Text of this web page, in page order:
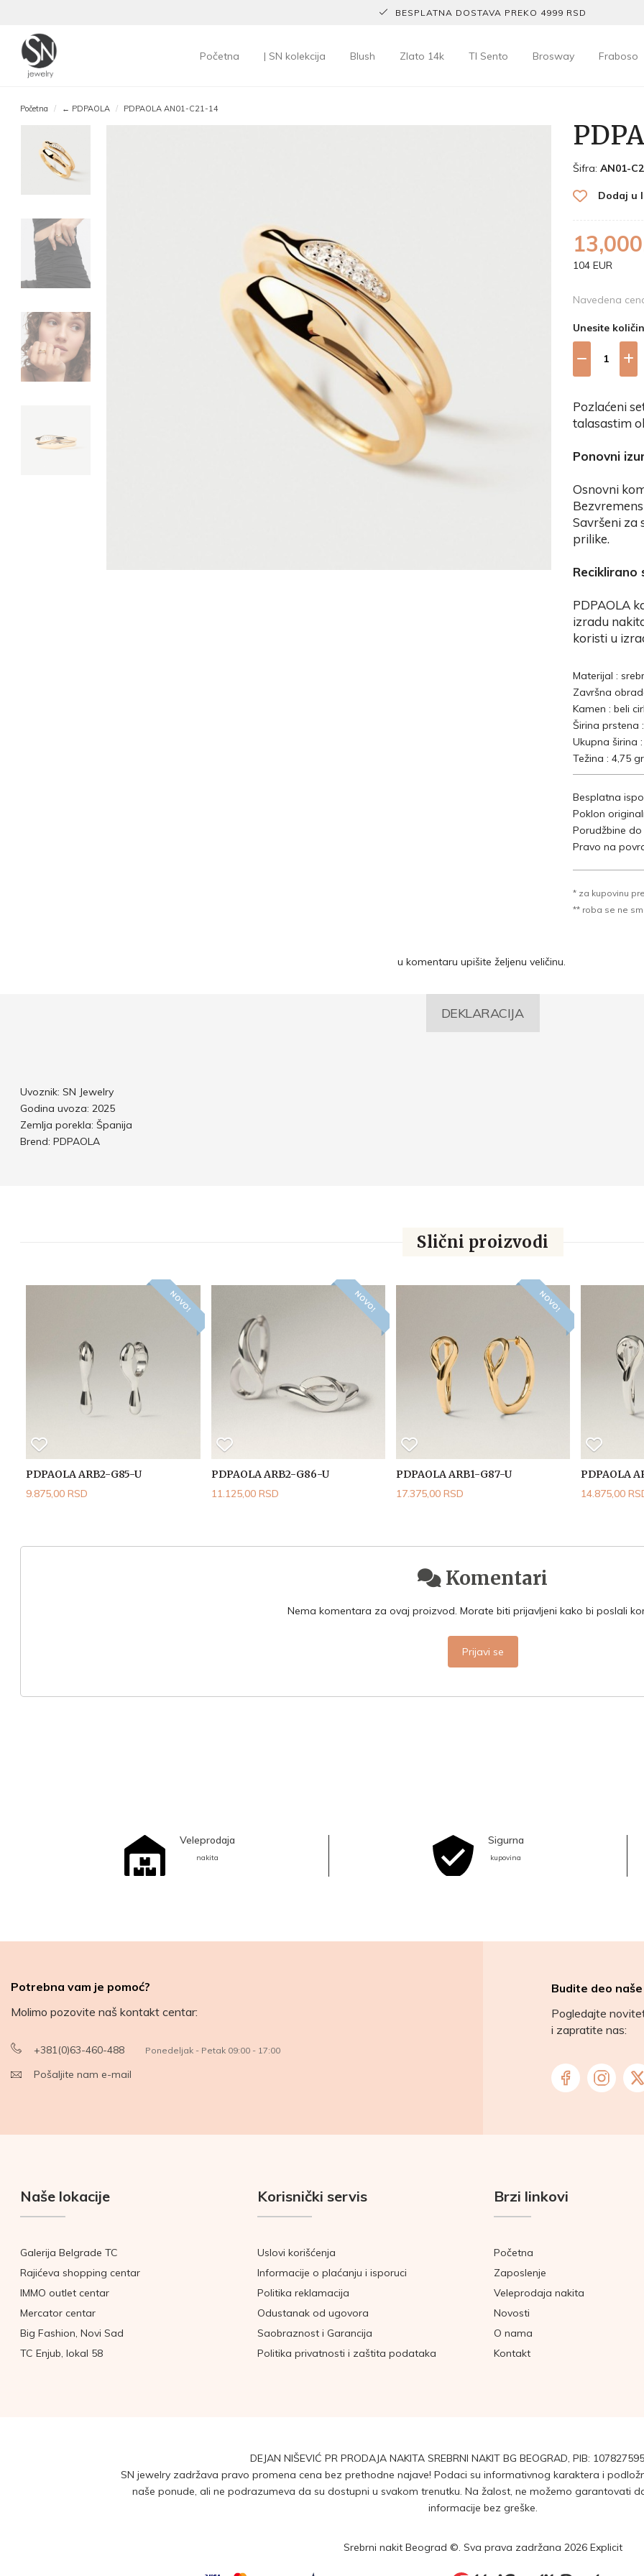
BESPLATNA DOSTAVA PREKO 4999 RSD
Početna | SN kolekcija Blush Zlato 14k TI Sento Brosway Fraboso
Početna ← PDPAOLA PDPAOLA AN01-C21-14
Šifra: AN01-
Dodaj u
104 EUR
Navedena
Unesite
Pozlaćeni
talasastim
Ponovni
Osnovni
Savršeni za
prilike.
Reciklirano
PDPAOLA
izradu
koristi u
Materijal :
Završna
Kamen : beli
Širina prstena
Ukupna širina
Težina : 4,75 gr
Besplatna
Poklon
Porudžbine
Pravo na
* za kupovinu
** roba se ne
u komentaru upišite željenu veličinu.
DEKLARACIJA
Uvoznik: SN Jewelry
Godina uvoza: 2025
Zemlja porekla: Španija
Brend: PDPAOLA
Slični proizvodi
NOVO!
PDPAOLA ARB2-G85-U
9.875,00 RSD
NOVO!
PDPAOLA ARB2-G86-U
11.125,00 RSD
NOVO!
PDPAOLA ARB1-G87-U
17.375,00 RSD
PDPAOLA
14.875,00
Komentari
Nema komentara za ovaj proizvod. Morate biti prijavljeni kako bi poslali
Prijavi se
Veleprodaja
nakita
Sigurna
kupovina
Potrebna vam je pomoć?
Molimo pozovite naš kontakt centar:
+381(0)63-460-488 Ponedeljak - Petak 09:00 - 17:00
Pošaljite nam e-mail
Budite deo
Pogledajte
i zapratite nas:
Naše lokacije
Galerija Belgrade TC
Rajićeva shopping centar
IMMO outlet centar
Mercator centar
Big Fashion, Novi Sad
TC Enjub, lokal 58
Korisnički servis
Uslovi korišćenja
Informacije o plaćanju i isporuci
Politika reklamacija
Odustanak od ugovora
Saobraznost i Garancija
Politika privatnosti i zaštita podataka
Brzi linkovi
Početna
Zaposlenje
Veleprodaja nakita
Novosti
O nama
Kontakt
DEJAN NIŠEVIĆ PR PRODAJA NAKITA SREBRNI NAKIT BG BEOGRAD, PIB:
SN jewelry zadržava pravo promena cena bez prethodne najave! Podaci su informativnog karaktera i
naše ponude, ali ne podrazumeva da su dostupni u svakom trenutku. Na žalost, ne možemo garantovati
informacije bez greške.
Srebrni nakit Beograd ©. Sva prava zadržana 2026 Explicit